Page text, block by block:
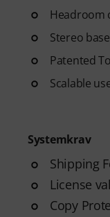
Headroom
Stereo
Patented
Scalable
Systemkrav
Shipping
License
Copy